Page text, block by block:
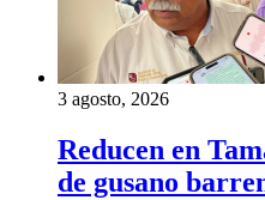
3 agosto, 2026
Reducen en
de gusano